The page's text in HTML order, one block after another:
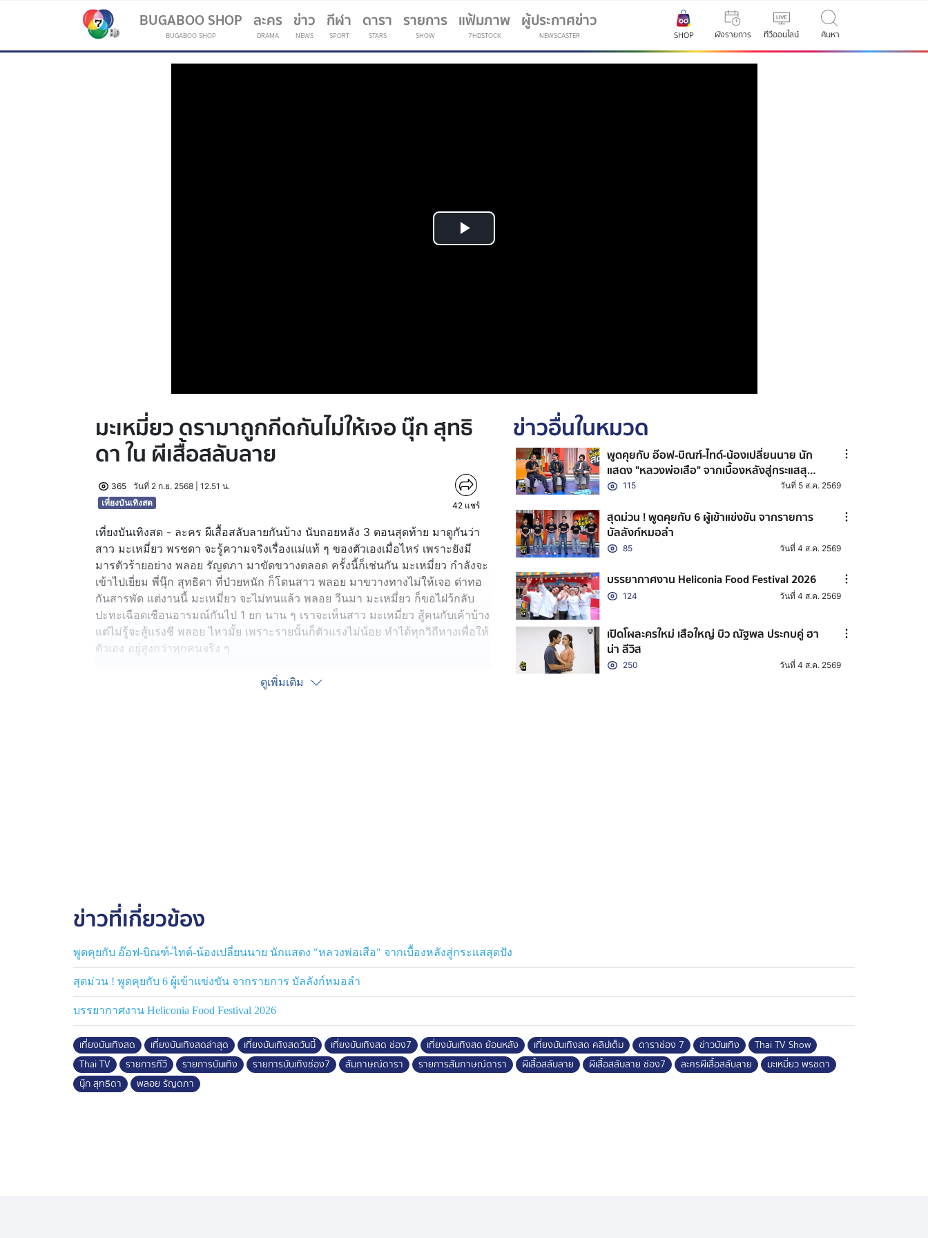
BUGABOO SHOP
BUGABOO SHOP
ละคร
DRAMA
ข่าว
NEWS
กีฬา
SPORT
(current)
ดารา
STARS
รายการ
SHOW
แฟ้มภาพ
7HDSTOCK
ผู้ประกาศข่าว
NEWSCASTER SHOP ผังรายการ ทีวีออนไลน์ ค้นหา
Play
มะเหมี่ยว ดรามาถูกกีดกันไม่ให้เจอ นุ๊ก สุทธิ
ดา ใน ผีเสื้อสลับลาย
365
วันที่ 2 ก.ย. 2568 | 12.51 น.
เที่ยงบันเทิงสด
42 แชร์
เที่ยงบันเทิงสด - ละคร ผีเสื้อสลับลายกันบ้าง นับถอยหลัง 3 ตอนสุดท้าย มาดูกันว่า
สาว มะเหมี่ยว พรชดา จะรู้ความจริงเรื่องแม่แท้ ๆ ของตัวเองเมื่อไหร่ เพราะยังมี
มารตัวร้ายอย่าง พลอย รัญดภา มาขัดขวางตลอด ครั้งนี้ก็เช่นกัน มะเหมี่ยว กำลังจะ
เข้าไปเยี่ยม พี่นุ๊ก สุทธิดา ที่ป่วยหนัก ก็โดนสาว พลอย มาขวางทางไม่ให้เจอ ด่าทอ
กันสารพัด แต่งานนี้ มะเหมี่ยว จะไม่ทนแล้ว พลอย วีนมา มะเหมี่ยว ก็ขอไฝว้กลับ
ปะทะเฉือดเชือนอารมณ์กันไป 1 ยก นาน ๆ เราจะเห็นสาว มะเหมี่ยว สู้คนกับเค้าบ้าง
แต่ไม่รู้จะสู้แรงชี พลอย ไหวมั้ย เพราะรายนั้นก็ตัวแรงไม่น้อย ทำได้ทุกวิถีทางเพื่อให้
ตัวเอง อยู่สูงกว่าทุกคนจริง ๆ
มาดูกันต่อว่าสาว พลอย จะมีแผนการร้าย ๆ อะไรอีก ในละคร ผีเสื้อสลับลาย เย็นนี้
ดูเพิ่มเติม
ข่าวอื่นในหมวด
พูดคุยกับ อ๊อฟ-บิณฑ์-ไทด์-น้องเปลี่ยนนาย นัก
แสดง "หลวงพ่อเสือ" จากเบื้องหลังสู่กระแสสุด
ปัง 115 วันที่ 5 ส.ค. 2569
สุดม่วน ! พูดคุยกับ 6 ผู้เข้าแข่งขัน จากรายการ
บัลลังก์หมอลำ
85 วันที่ 4 ส.ค. 2569
บรรยากาศงาน Heliconia Food Festival 2026
124 วันที่ 4 ส.ค. 2569
เปิดโผละครใหม่ เสือใหญ่ บิว ณัฐพล ประกบคู่ ฮา
น่า ลีวิส
250 วันที่ 4 ส.ค. 2569
ข่าวที่เกี่ยวข้อง
พูดคุยกับ อ๊อฟ-บิณฑ์-ไทด์-น้องเปลี่ยนนาย นักแสดง "หลวงพ่อเสือ" จากเบื้องหลังสู่กระแสสุดปัง
สุดม่วน ! พูดคุยกับ 6 ผู้เข้าแข่งขัน จากรายการ บัลลังก์หมอลำ
บรรยากาศงาน Heliconia Food Festival 2026
เที่ยงบันเทิงสด เที่ยงบันเทิงสดล่าสุด เที่ยงบันเทิงสดวันนี้ เที่ยงบันเทิงสด ช่อง7 เที่ยงบันเทิงสด ย้อนหลัง เที่ยงบันเทิงสด คลิปเต็ม ดาราช่อง 7 ข่าวบันเทิง
Thai TV Show
Thai TV
รายการทีวี รายการบันเทิง รายการบันเทิงช่อง7 สัมภาษณ์ดารา รายการสัมภาษณ์ดารา ผีเสื้อสลับลาย ผีเสื้อสลับลาย ช่อง7 ละครผีเสื้อสลับลาย
มะเหมี่ยว พรชดา
นุ๊ก สุทธิดา
พลอย รัญดภา